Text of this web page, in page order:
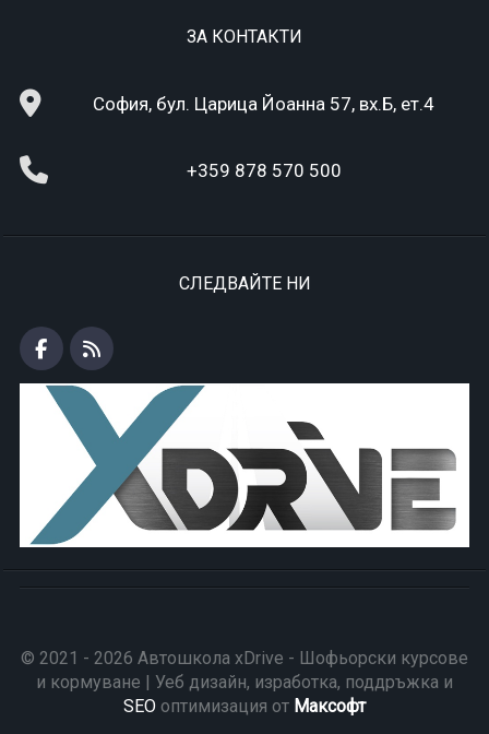
ЗА КОНТАКТИ
София, бул. Царица Йоанна 57, вх.Б, ет.4
+359 878 570 500
СЛЕДВАЙТЕ НИ
© 2021 - 2026 Автошкола xDrive - Шофьорски курсове
и кормуване | Уеб дизайн, изработка, поддръжка и
SEO оптимизация от Максофт